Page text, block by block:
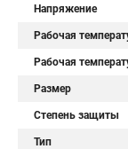
Напряжение
Рабочая
Рабочая
Размер
Степень защиты
Тип